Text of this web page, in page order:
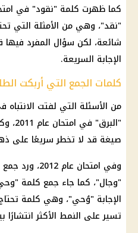
"نقد"، وهي من الأمثلة التي
شائعة، لكن سؤال المفرد
الإجابة السريعة.
كلمات الجمع التي أربكت
من الأسئلة التي لفتت
صيغة قد لا تخطر سريعًا على
وفي امتحان
"وجال"، كما جاء جمع كلمة
الإجابة "وُحي"، وهي كلمة
تسير على النمط الأكثر انتشارًا